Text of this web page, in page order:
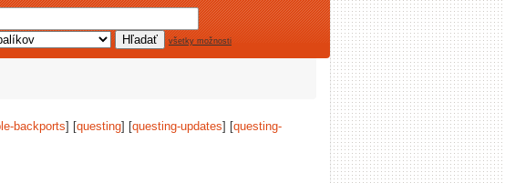
všetky možnosti
backports] [questing] [questing-updates] [questing-